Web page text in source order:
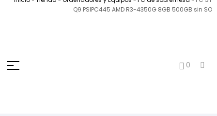
Q9 PSIPC445 AMD R3-4350G 8GB 500GB sin SO
0